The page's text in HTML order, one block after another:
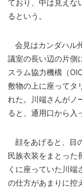
ており、中は見えな
るという。
会見はカンダハル
議室の長い辺の片側
スラム協力機構（
敷物の上に座ってタ
れた。川端さんがノ
ると、通用口から入
顔をあげると、目
民族衣装をまとった
くに座っていた川
の仕方があまりに控